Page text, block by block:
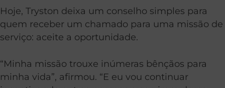
Hoje, Tryston deixa um conselho simples para
quem receber um chamado para uma missão de
serviço: aceite a oportunidade.
“Minha missão trouxe inúmeras bênçãos para
minha vida”, afirmou. “E eu vou continuar